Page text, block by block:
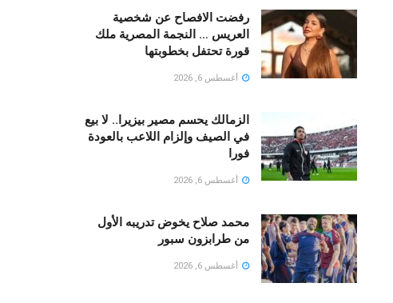
رفضت الافصاح عن شخصية
العريس … النجمة المصرية ملك
قورة تحتفل بخطوبتها
أغسطس 6, 2026
الزمالك يحسم مصير بيزيرا.. لا بيع
في الصيف وإلزام اللاعب بالعودة
فورا
أغسطس 6, 2026
محمد صلاح يخوض تدريبه الأول
من طرابزون سبور
أغسطس 6, 2026